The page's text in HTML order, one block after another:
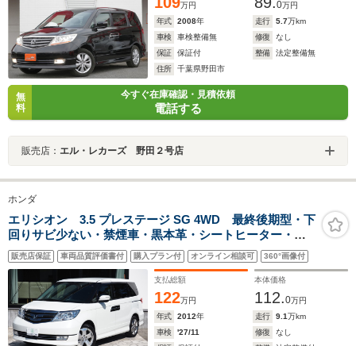
万円 0万円
年式
2008年 走行 5.7万km
車検
車検整備無 修復
なし
保証
保証付 整備
法定整備無
住所
千葉県野田市
無
料
今すぐ在庫確認・見積依頼
電話する
販売店： エル・レカーズ 野田２号店
ホンダ
エリシオン 3.5 プレステージ SG 4WD 最終後期型・下
回りサビ少ない・禁煙車・黒本革・シートヒーター・純
正ナビ・フルセグ・Bカメラ・両側パワスラ・アルパイン
後席モニター・クルコン・ETC・スマートキー・新品夏
タイヤ・1年保証付
販売店保証 車両品質評価書付 購入プラン付 オンライン相談可 360°画像付
支払総額
122万円
本体価格
112.0万円
年式
2012年 走行 9.1万km
車検
'27/11 修復
なし